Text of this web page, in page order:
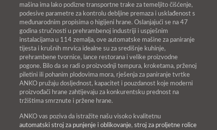
mašina ima lako podizne transportne trake za temeljito čišćenje,
podesive parametre za kontrolu debljine premaza i usklađenost s
međunarodnim propisima o higijeni hrane. Oslanjajući se na 47
godina stručnosti u prehrambenoj industriji i uspješnim
instalacijama u 114 zemalja, ove automatske mašine za paniranje
tijesta i krušnih mrvica idealne su za središnje kuhinje,
prehrambene tvornice, lance restorana i velike proizvodne
pogone. Bilo da se radi o proizvodnji tempura, kroketama, prženoj
piletini ili pohanim plodovima mora, rješenja za paniranje tvrtke
ANKO pružaju dosljednost, kapacitet i pouzdanost koje moderni
proizvođači hrane zahtijevaju za konkurentsku prednost na
tržištima smrznute i pržene hrane.
ANKO vas poziva da istražite našu visoko kvalitetnu
automatski stroj za punjenje i oblikovanje, stroj za proljetne rolice